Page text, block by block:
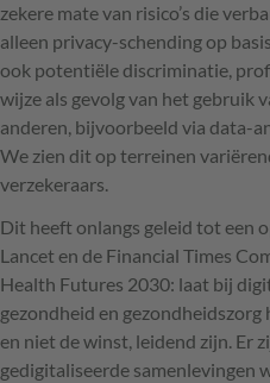
zekere mate van risico’s die
alleen privacy-schending op
ook potentiële discriminatie,
wijze als gevolg van het gebruik
anderen, bijvoorbeeld via data-
We zien dit op terreinen
verzekeraars.
Dit heeft onlangs geleid tot een
Lancet en de Financial Times
Health Futures 2030: laat bij
gezondheid en
en niet de winst, leidend zijn. Er
gedigitaliseerde samenlevingen